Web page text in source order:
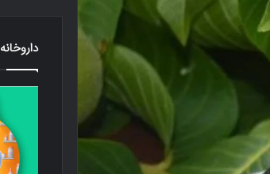
داروخانه